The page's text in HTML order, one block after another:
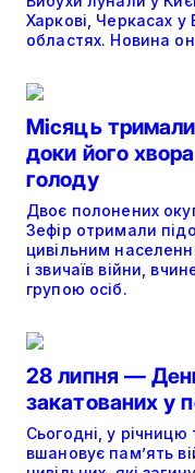
Харкові, Черкасах у
областях. Новина
Місяць тримали
доки його
голоду
Двоє полонених
Зефір отримали
цивільним
і звичаїв війни,
групою осіб.
28 липня — День
закатованих у
Сьогодні, у річницю
вшановує пам’ять